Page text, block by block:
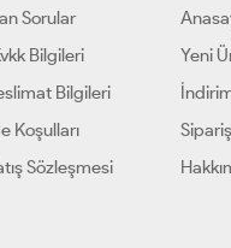
Sorular
Bilgileri
Bilgileri
Koşulları
Sözleşmesi
Yeni